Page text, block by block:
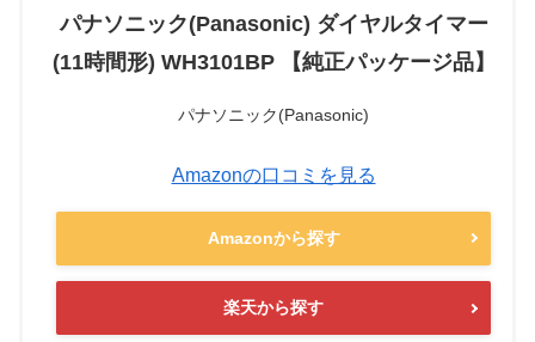
パナソニック(Panasonic) ダイヤルタイマー
(11時間形) WH3101BP 【純正パッケージ品】
パナソニック(Panasonic)
Amazonの口コミを見る
Amazonから探す
楽天から探す